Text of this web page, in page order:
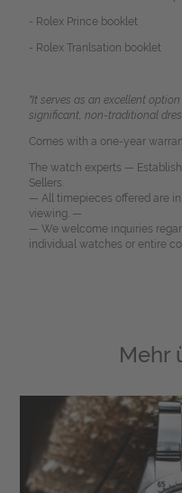
- Rolex Prince booklet
- Rolex Tranlsation booklet
"It serves as an excellent
significant, non-traditional
Comes with a one-year
The watch experts —
Sellers.
— All timepieces offered are
viewing. —
— We welcome inquiries
individual watches or entire
Mehr